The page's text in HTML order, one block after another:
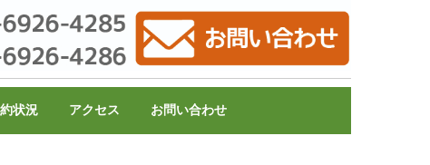
状況 アクセス お問い合わせ